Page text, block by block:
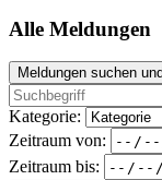
Alle Meldungen
Meldungen suchen
Kategorie:
Zeitraum von:
Zeitraum bis: